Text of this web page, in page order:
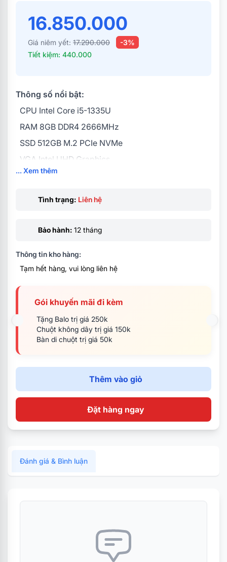
16.850.000
Giá niêm yết: 17.290.000
-3%
Tiết kiệm: 440.000
Thông số nổi bật:
CPU Intel Core i5-1335U
RAM 8GB DDR4 2666MHz
SSD 512GB M.2 PCIe NVMe
VGA Intel UHD Graphics
Display 14.0Inch FHD
... Xem thêm
Tình trạng: Liên hệ
Bảo hành: 12 tháng
Thông tin kho hàng:
Tạm hết hàng, vui lòng liên hệ
Gói khuyến mãi đi kèm
Tặng Balo trị giá 250k
Chuột không dây trị giá 150k
Bàn di chuột trị giá 50k
Thêm vào giỏ
Đặt hàng ngay
Đánh giá & Bình luận